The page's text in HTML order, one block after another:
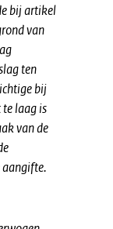
bij artikel
van
ten
bij
laag is
van de
aangifte.